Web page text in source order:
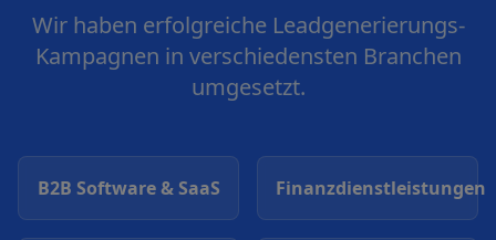
Wir haben erfolgreiche Leadgenerierungs-
Kampagnen in verschiedensten Branchen
umgesetzt.
B2B Software & SaaS Finanzdienstleistungen